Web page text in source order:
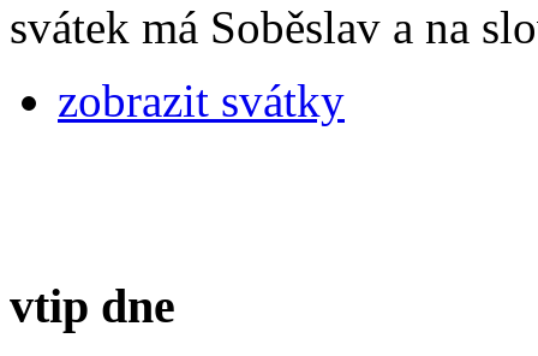
svátek má Soběslav a na
zobrazit svátky
vtip dne